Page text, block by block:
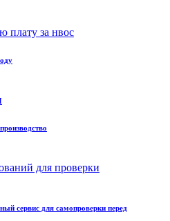
сервис для самопроверки перед